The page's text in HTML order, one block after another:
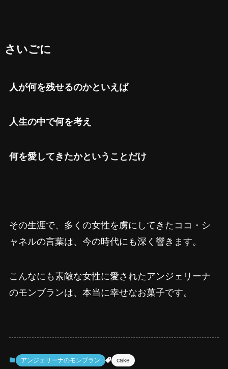
さいごに
人が何を残せるのかといえば
人生の中で何を考え
何を愛してきたかということだけ
その生涯で、多くの女性を虜にしてきたココ・シ
ャネルの言葉は、今の時代にも深く響きます。
こんなにも素敵な女性に愛されたアンジェリーナ
のモンブランは、本当に幸せなお菓子です。
アンジェリーナのモンブラン cake